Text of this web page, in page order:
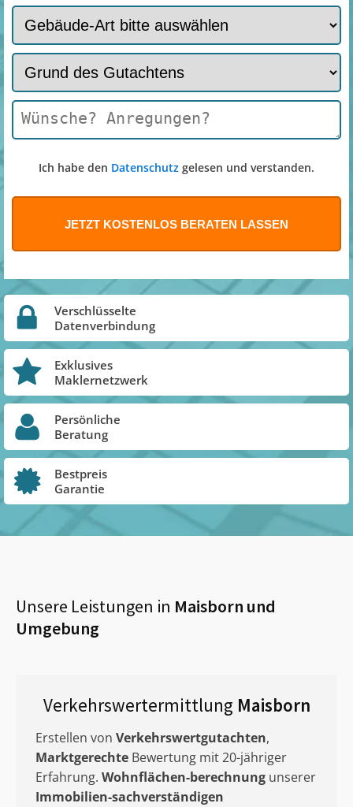
Ich habe den Datenschutz gelesen und verstanden.
Verschlüsselte
Datenverbindung
Exklusives
Maklernetzwerk
Persönliche
Beratung
Bestpreis
Garantie
Unsere Leistungen in Maisborn und
Umgebung
Verkehrswertermittlung Maisborn
Erstellen von Verkehrswertgutachten,
Marktgerechte Bewertung mit 20-jähriger
Erfahrung. Wohnflächen-berechnung unserer
Immobilien-sachverständigen